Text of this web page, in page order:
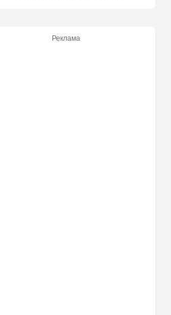
“шимпанзе оставались у
Реклама